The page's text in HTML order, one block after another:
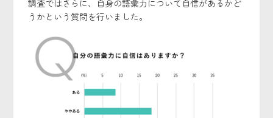
調査ではさらに、自身の語彙力について自信があるかど
うかという質問を行いました。